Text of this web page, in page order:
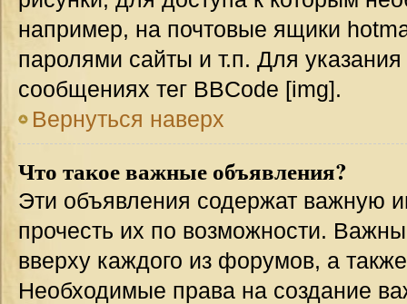
например, на почтовые ящики
паролями сайты и т.п. Для
сообщениях тег BBCode [img].
Вернуться наверх
Что такое важные объявления?
Эти объявления содержат
прочесть их по возможности.
вверху каждого из форумов, а
Необходимые права на создание